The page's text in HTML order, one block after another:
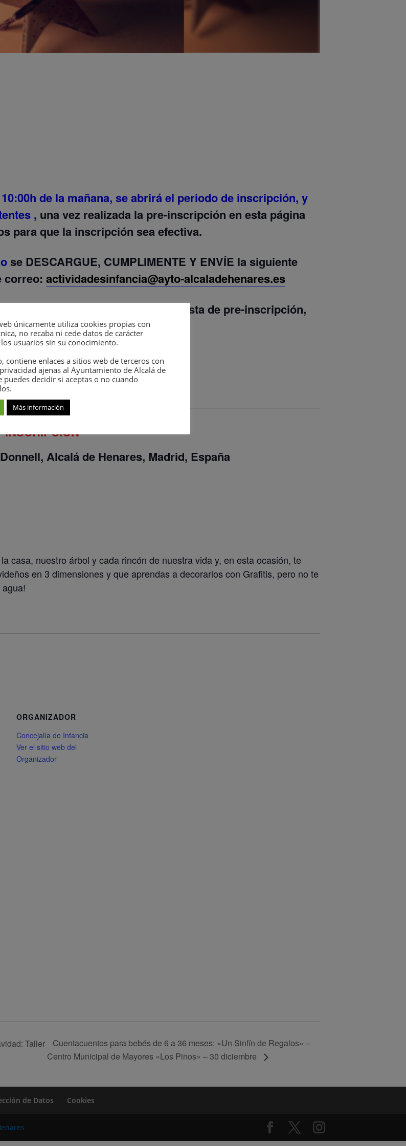
de la mañana, se abrirá el periodo de inscripción, y
, una vez realizada la pre-inscripción en esta página
para que la inscripción sea efectiva.
se DESCARGUE, CUMPLIMENTE Y ENVÍE la siguiente
correo: actividadesinfancia@ayto-alcaladehenares.es
asistentes no aparecen en las lista de pre-inscripción,
INSCRIPCIÓN
Alcalá de Henares, Madrid, España
casa, nuestro árbol y cada rincón de nuestra vida y, en esta ocasión, te
en 3 dimensiones y que aprendas a decorarlos con Grafitis, pero no te
ORGANIZADOR
Concejalía de Infancia
Ver el sitio web del
Organizador
Taller
Cuentacuentos para bebés de 6 a 36 meses: «Un Sinfín de Regalos» –
Centro Municipal de Mayores «Los Pinos» – 30 diciembre
de Datos Cookies
únicamente utiliza cookies propias con
no recaba ni cede datos de carácter
usuarios sin su conocimiento.
contiene enlaces a sitios web de terceros con
ajenas al Ayuntamiento de Alcalá de
puedes decidir si aceptas o no cuando
Más información